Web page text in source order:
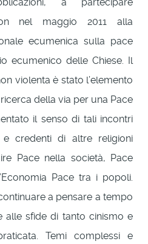
nel maggio 2011 alla
ecumenica sulla pace
ecumenico delle Chiese. Il
violenta è stato l’elemento
della via per una Pace
il senso di tali incontri
credenti di altre religioni
Pace nella società, Pace
Pace tra i popoli.
a pensare a tempo
sfide di tanto cinismo e
Temi complessi e